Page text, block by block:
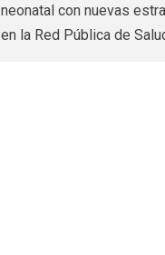
neonatal con nuevas
en la Red Pública de